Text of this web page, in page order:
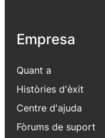
Empresa
Quant a
Històries d'èxit
Centre d'ajuda
Fòrums de suport